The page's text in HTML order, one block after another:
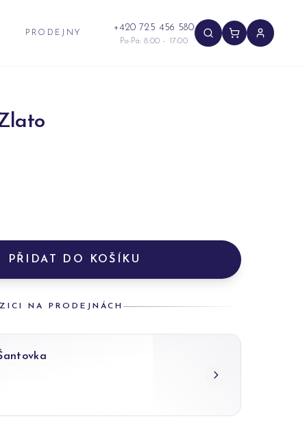
PRODEJNY +420 725 456 580
Po-Pá: 8:00 - 17:00
PŘIDAT DO KOŠÍKU
NA PRODEJNÁCH